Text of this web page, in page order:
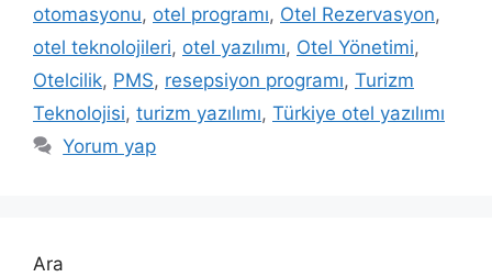
otomasyonu, otel programı, Otel Rezervasyon,
otel teknolojileri, otel yazılımı, Otel Yönetimi,
Otelcilik, PMS, resepsiyon programı, Turizm
Teknolojisi, turizm yazılımı, Türkiye otel yazılımı
Yorum yap
Ara